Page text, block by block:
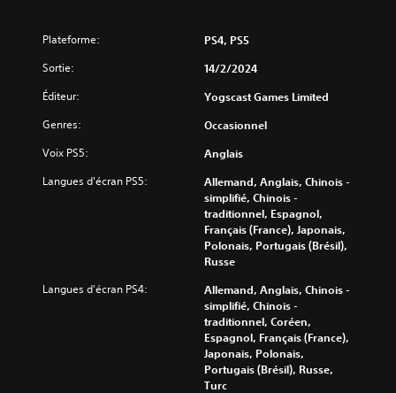
Plateforme: PS4, PS5
Sortie: 14/2/2024
Éditeur: Yogscast Games Limited
Genres: Occasionnel
Voix PS5: Anglais
Langues d'écran PS5:
Allemand, Anglais, Chinois -
simplifié, Chinois -
traditionnel, Espagnol,
Français (France), Japonais,
Polonais, Portugais (Brésil),
Russe
Langues d'écran PS4:
Allemand, Anglais, Chinois -
simplifié, Chinois -
traditionnel, Coréen,
Espagnol, Français (France),
Japonais, Polonais,
Portugais (Brésil), Russe,
Turc